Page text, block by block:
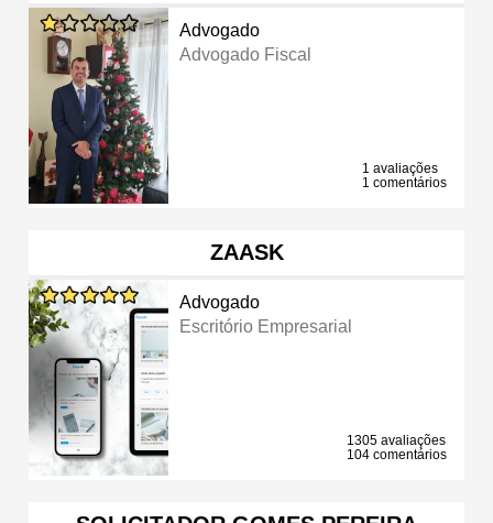
Advogado
Advogado Fiscal
1 avaliações
1 comentários
ZAASK
Advogado
Escritório Empresarial
1305 avaliações
104 comentários